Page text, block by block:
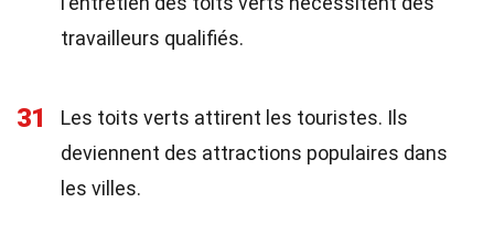
travailleurs qualifiés.
31
Les toits verts attirent les touristes. Ils
deviennent des attractions populaires dans
les villes.